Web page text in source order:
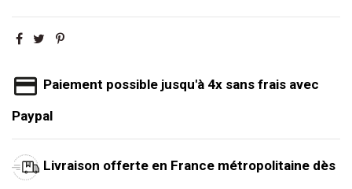
Paiement possible jusqu'à 4x sans frais avec
Paypal
Livraison offerte en France métropolitaine dès